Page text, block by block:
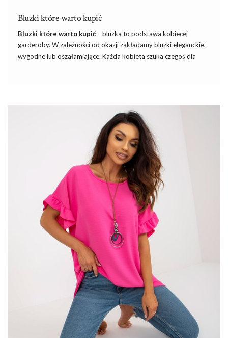
Bluzki które warto kupić
Bluzki które warto kupić – bluzka to podstawa kobiecej
garderoby. W zależności od okazji zakładamy bluzki eleganckie,
wygodne lub oszałamiające. Każda kobieta szuka czegoś dla
kolei nawet gdy najlepiej czujemy się w eleganckiej koszuli, to nie
pojedziemy w niej na wycieczkę rowerową. Jak widać trzeba
postawić na różnorodność, a wtedy nasza …